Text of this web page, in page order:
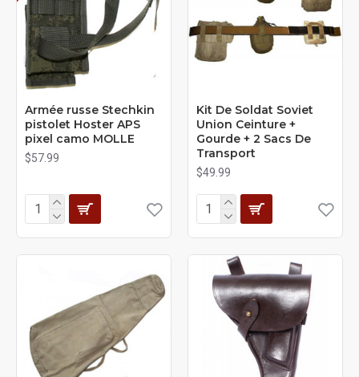
Armée russe Stechkin
pistolet Hoster APS
pixel camo MOLLE
$57.99
Kit De Soldat Soviet
Union Ceinture +
Gourde + 2 Sacs De
Transport
$49.99